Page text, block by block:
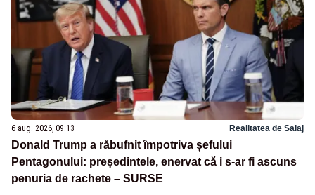
6 aug. 2026, 09:13 Realitatea de Salaj
Donald Trump a răbufnit împotriva șefului
Pentagonului: președintele, enervat că i s-ar fi ascuns
penuria de rachete – SURSE